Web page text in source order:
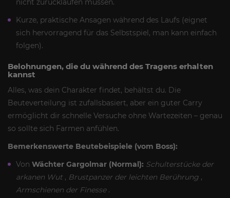
Kurze, praktische Ansagen während des Laufs (eignet
sich hervorragend für das Selbstspiel, man kann einfach
folgen).
Belohnungen, die du während des Tragens erhalten
kannst
Alles, was dein Charakter findet, behältst du. Die
Beuteverteilung ist zufallsbasiert, aber ein guter Carry
ermöglicht dir schnelle Versuche ohne Wartezeiten – genau
so sollte sich Farmen anfühlen.
Bemerkenswerte Beutebeispiele (vom Boss):
Von Wächter Gargolmar (Normal): Schulterstücke der
arkanen Wut , Brustpanzer der leichten Berührung ,
Armschienen der Finesse.